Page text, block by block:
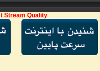
Stream Quality